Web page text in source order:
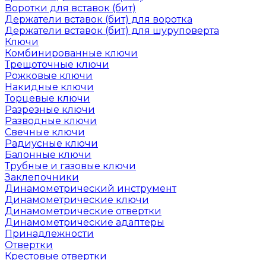
Воротки для вставок (бит)
Держатели вставок (бит) для воротка
Держатели вставок (бит) для шуруповерта
Ключи
Комбинированные ключи
Трещоточные ключи
Рожковые ключи
Накидные ключи
Торцевые ключи
Разрезные ключи
Разводные ключи
Свечные ключи
Радиусные ключи
Балонные ключи
Трубные и газовые ключи
Заклепочники
Динамометрический инструмент
Динамометрические ключи
Динамометрические отвертки
Динамометрические адаптеры
Принадлежности
Отвертки
Крестовые отвертки